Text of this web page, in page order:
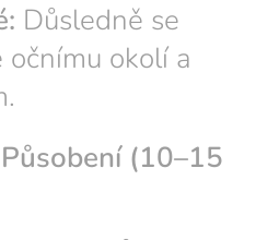
Důsledně se
okolí a
(10–15